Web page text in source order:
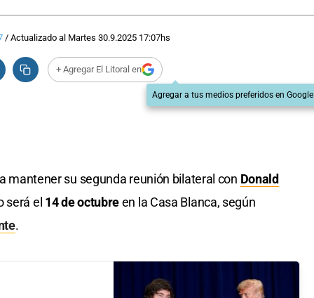
/ Actualizado al Martes 30.9.2025 17:07hs
+ Agregar El Litoral en
Agregar a tus medios preferidos en Google
mantener su segunda reunión bilateral con Donald
será el 14 de octubreen la Casa Blanca, según
.